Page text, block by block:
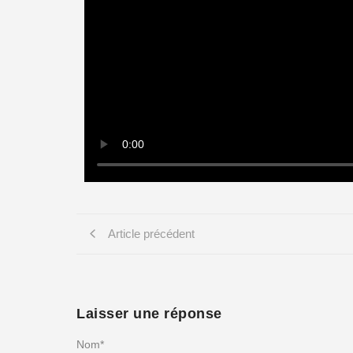
Article précédent
Laisser une réponse
Nom*